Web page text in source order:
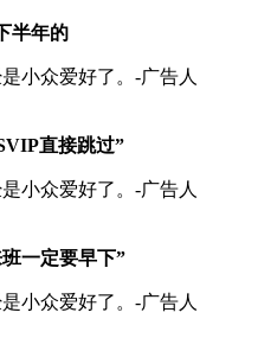
半年的
直接跳过”
一定要早下”